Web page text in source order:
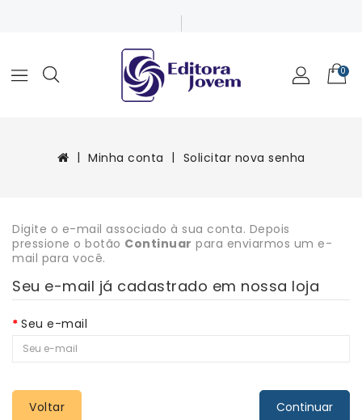
0
Minha conta Solicitar nova senha
Digite o e-mail associado à sua conta. Depois
pressione o botão Continuar para enviarmos um e-
mail para você.
Seu e-mail já cadastrado em nossa loja
Seu e-mail
Voltar